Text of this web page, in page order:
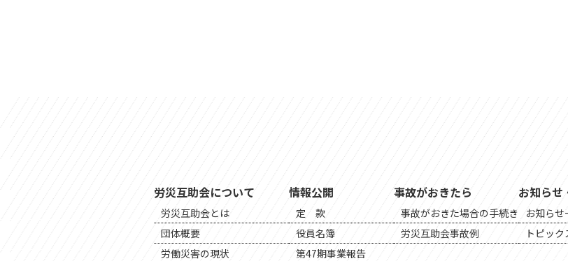
労災互助会について
労災互助会とは
団体概要
労働災害の現状
情報公開
定 款
役員名簿
第47期事業報告
事故がおきたら
事故がおきた場合の手続き
労災互助会事故例
お知らせ
お知らせ
トピッ